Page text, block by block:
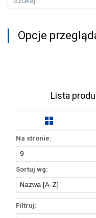
Opcje
Lista
Na stronie:
Sortuj wg:
Filtruj: